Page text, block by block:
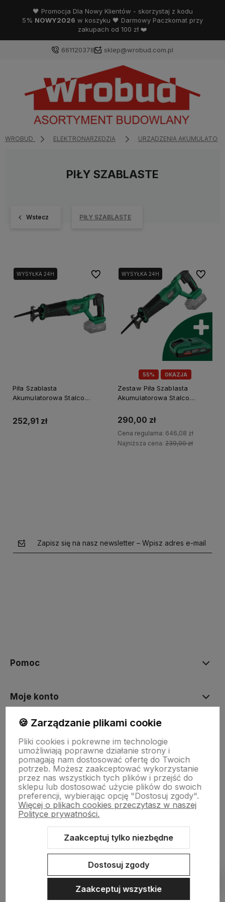
🖤 Promocja Dla Nowy Klientów - skorzystaj z kodu
5% NOWY2026 w koszyku 🖤 Darmowy Paczkomat przy
zakupach od 100 zł ❤️
661120378 sklep@wrobud.com.pl
WROBUD ELEKTRONARZĘDZIA URZĄDZENIA
PIŁY SZABLASTE
Wstecz PIŁY SZABLASTE
WYSYŁKA 24H
Piła Szablasta
Akumulatorowa Stalco
Volt S-97359
252,91 zł
Do ulubionych
55% OKAZJA
WYSYŁKA 24H
Zestaw Piła Szablasta
Akumulatorowa Stalco
4Ah
290,00 zł
Cena regularna: 646,08 zł
Najniższa cena: 239,00 zł
Do
Zapisz się na nasz newsletter – Wpisz adres e-mail
Pomoc
Moje konto
Płatności i dostawa
Informacje
O nas
Sklep internetowy Shoper.pl Szablon Shoper Modern 3.0™
🍪 Zarządzanie plikami cookie
Pliki cookies i pokrewne im technologie
umożliwiają poprawne działanie strony i
pomagają nam dostosować ofertę do Twoich
potrzeb. Możesz zaakceptować wykorzystanie
przez nas wszystkich tych plików i przejść do
sklepu lub dostosować użycie plików do swoich
preferencji, wybierając opcję "Dostosuj zgody".
Więcej o plikach cookies przeczytasz w naszej
Polityce prywatności.
Zaakceptuj tylko niezbędne
Dostosuj zgody
Zaakceptuj wszystkie